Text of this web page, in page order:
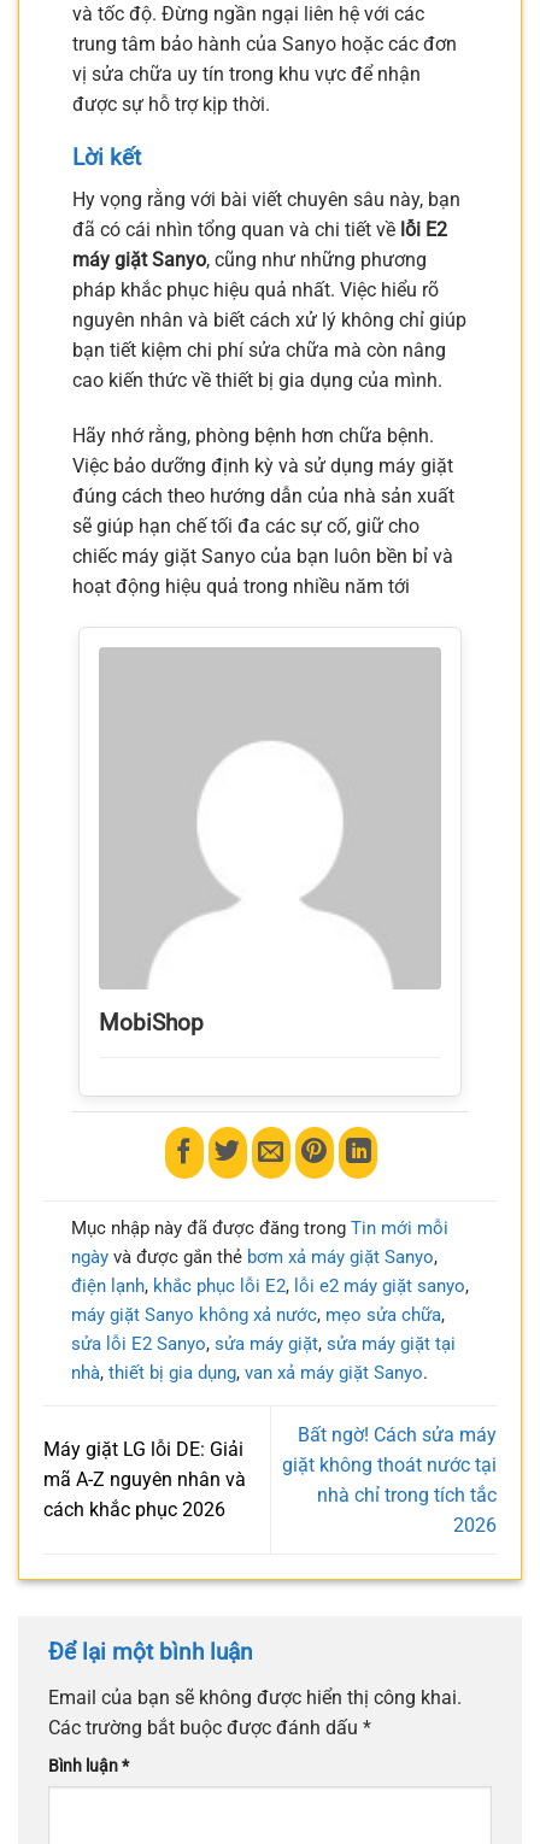
và tốc độ. Đừng ngần ngại liên hệ với các
trung tâm bảo hành của Sanyo hoặc các đơn
vị sửa chữa uy tín trong khu vực để nhận
được sự hỗ trợ kịp thời.
Lời kết
Hy vọng rằng với bài viết chuyên sâu này, bạn
đã có cái nhìn tổng quan và chi tiết về lỗi E2
máy giặt Sanyo, cũng như những phương
pháp khắc phục hiệu quả nhất. Việc hiểu rõ
nguyên nhân và biết cách xử lý không chỉ giúp
bạn tiết kiệm chi phí sửa chữa mà còn nâng
cao kiến thức về thiết bị gia dụng của mình.
Hãy nhớ rằng, phòng bệnh hơn chữa bệnh.
Việc bảo dưỡng định kỳ và sử dụng máy giặt
đúng cách theo hướng dẫn của nhà sản xuất
sẽ giúp hạn chế tối đa các sự cố, giữ cho
chiếc máy giặt Sanyo của bạn luôn bền bỉ và
hoạt động hiệu quả trong nhiều năm tới
MobiShop
Mục nhập này đã được đăng trong Tin mới mỗi
ngàyvà được gắn thẻ bơm xả máy giặt Sanyo,
điện lạnh, khắc phục lỗi E2, lỗi e2 máy giặt sanyo,
máy giặt Sanyo không xả nước, mẹo sửa chữa,
sửa lỗi E2 Sanyo, sửa máy giặt, sửa máy giặt tại
nhà, thiết bị gia dụng, van xả máy giặt Sanyo.
Máy giặt LG lỗi DE: Giải
mã A-Z nguyên nhân và
cách khắc phục 2026
Bất ngờ! Cách sửa máy
giặt không thoát nước tại
nhà chỉ trong tích tắc
2026
Để lại một bình luận
Email của bạn sẽ không được hiển thị công khai.
Các trường bắt buộc được đánh dấu *
Bình luận*